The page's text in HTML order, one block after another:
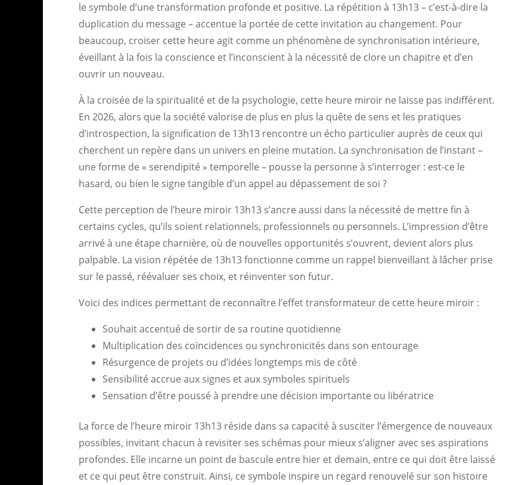
le symbole d’une transformation profonde et positive. La répétition à 13h13 – c’est-à-dire la
duplication du message – accentue la portée de cette invitation au changement. Pour
beaucoup, croiser cette heure agit comme un phénomène de synchronisation intérieure,
éveillant à la fois la conscience et l’inconscient à la nécessité de clore un chapitre et d’en
ouvrir un nouveau.
À la croisée de la spiritualité et de la psychologie, cette heure miroir ne laisse pas indifférent.
En 2026, alors que la société valorise de plus en plus la quête de sens et les pratiques
d’introspection, la signification de 13h13 rencontre un écho particulier auprès de ceux qui
cherchent un repère dans un univers en pleine mutation. La synchronisation de l’instant –
une forme de « serendipité » temporelle – pousse la personne à s’interroger : est-ce le
hasard, ou bien le signe tangible d’un appel au dépassement de soi ?
Cette perception de l’heure miroir 13h13 s’ancre aussi dans la nécessité de mettre fin à
certains cycles, qu’ils soient relationnels, professionnels ou personnels. L’impression d’être
arrivé à une étape charnière, où de nouvelles opportunités s’ouvrent, devient alors plus
palpable. La vision répétée de 13h13 fonctionne comme un rappel bienveillant à lâcher prise
sur le passé, réévaluer ses choix, et réinventer son futur.
Voici des indices permettant de reconnaître l’effet transformateur de cette heure miroir :
Souhait accentué de sortir de sa routine quotidienne
Multiplication des coïncidences ou synchronicités dans son entourage
Résurgence de projets ou d’idées longtemps mis de côté
Sensibilité accrue aux signes et aux symboles spirituels
Sensation d’être poussé à prendre une décision importante ou libératrice
La force de l’heure miroir 13h13 réside dans sa capacité à susciter l’émergence de nouveaux
possibles, invitant chacun à revisiter ses schémas pour mieux s’aligner avec ses aspirations
profondes. Elle incarne un point de bascule entre hier et demain, entre ce qui doit être laissé
et ce qui peut être construit. Ainsi, ce symbole inspire un regard renouvelé sur son histoire